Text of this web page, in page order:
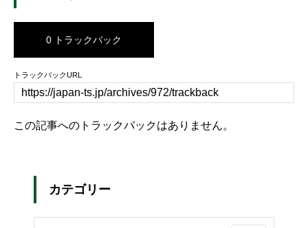
0 トラックバック
トラックバックURL
この記事へのトラックバックはありません。
カテゴリー